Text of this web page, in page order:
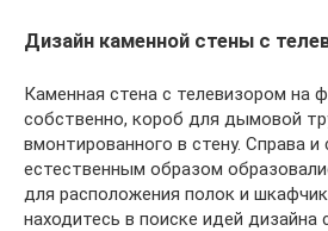
Дизайн каменной стены с
Каменная стена с телевизором на
собственно, короб для дымовой
вмонтированного в стену. Справа и
естественным образом
для расположения полок и
находитесь в поиске идей дизайна